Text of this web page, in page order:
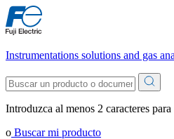
Instrumentations solutions and gas
Introduzca al menos 2 caracteres
o Buscar mi producto